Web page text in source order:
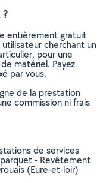
entièrement gratuit
cherchant un
pour une
matériel. Payez
par vous,
de la prestation
commission ni frais
de services
- Revêtement
(Eure-et-loir)